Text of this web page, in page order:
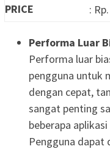
PRICE
:
Performa Luar
Performa luar
pengguna untuk
dengan cepat,
sangat penting
beberapa
Pengguna dapat